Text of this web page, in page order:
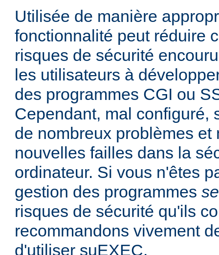
Utilisée de manière
fonctionnalité peut réduire
risques de sécurité
les utilisateurs à
des programmes CGI ou
Cependant, mal configuré,
de nombreux problèmes et
nouvelles failles dans la
ordinateur. Si vous n'êtes
gestion des programmes
risques de sécurité qu'ils
recommandons vivement
d'utiliser suEXEC.